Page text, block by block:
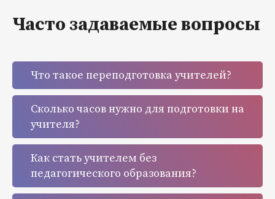
Часто задаваемые вопросы
Что такое переподготовка учителей?
Сколько часов нужно для подготовки на
учителя?
Как стать учителем без
педагогического образования?